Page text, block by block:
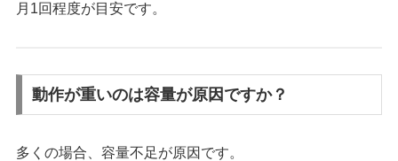
月1回程度が目安です。
動作が重いのは容量が原因ですか？
多くの場合、容量不足が原因です。